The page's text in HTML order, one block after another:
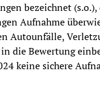
bezeichnet
Aufnahme
Autounfälle,
die Bewertung
keine sichere